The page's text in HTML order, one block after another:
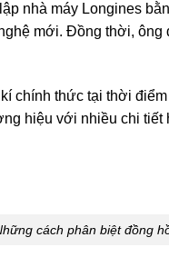
nhà máy Longines
mới. Đồng thời,
chính thức tại thời
hiệu với nhiều chi
cách phân biệt đồng